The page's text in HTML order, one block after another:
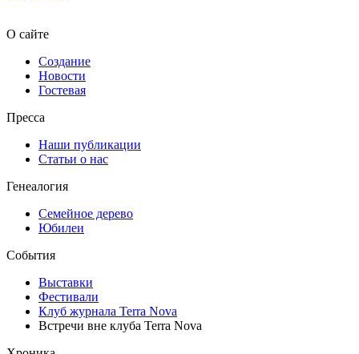
О сайте
Создание
Новости
Гостевая
Пресса
Наши публикации
Статьи о нас
Генеалогия
Семейное дерево
Юбилеи
События
Выставки
Фестивали
Клуб журнала Terra Nova
Встречи вне клуба Terra Nova